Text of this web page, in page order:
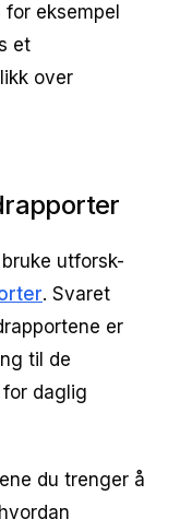
eksempel
et
over
utforsk-
. Svaret
er
til de
daglig
du trenger å